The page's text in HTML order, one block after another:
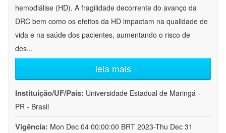
hemodiálise (HD). A fragilidade decorrente do avanço da
DRC bem como os efeitos da HD impactam na qualidade de
vida e na saúde dos pacientes, aumentando o risco de
des...
leia mais
Instituição/UF/País: Universidade Estadual de Maringá -
PR - Brasil
Vigência: Mon Dec 04 00:00:00 BRT 2023-Thu Dec 31